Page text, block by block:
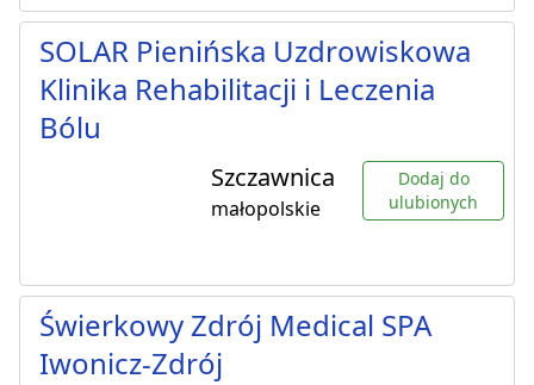
SOLAR Pienińska Uzdrowiskowa
Klinika Rehabilitacji i Leczenia
Bólu
Szczawnica
małopolskie
Dodaj do
ulubionych
Świerkowy Zdrój Medical SPA
Iwonicz-Zdrój